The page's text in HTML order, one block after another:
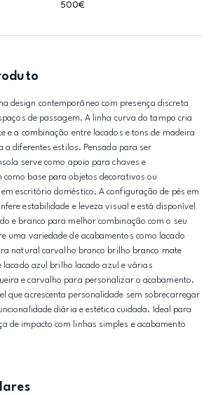
500€
design contemporâneo com presença discreta
de passagem. A linha curva do tampo cria
e a combinação entre lacados e tons de madeira
a diferentes estilos. Pensada para ser
serve como apoio para chaves e
como base para objetos decorativos ou
escritório doméstico. A configuração de pés em
estabilidade e leveza visual e está disponível
e branco para melhor combinação com o seu
uma variedade de acabamentos como lacado
natural carvalho branco brilho branco mate
lacado azul brilho lacado azul e várias
e carvalho para personalizar o acabamento.
que acrescenta personalidade sem sobrecarregar
diária e estética cuidada. Ideal para
de impacto com linhas simples e acabamento